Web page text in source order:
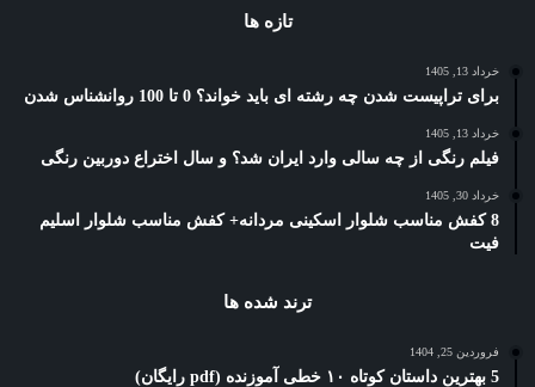
تازه ها
خرداد 13, 1405
برای تراپیست شدن چه رشته ای باید خواند؟ 0 تا 100 روانشناس شدن
خرداد 13, 1405
فیلم رنگی از چه سالی وارد ایران شد؟ و سال اختراع دوربین رنگی
خرداد 30, 1405
8 کفش مناسب شلوار اسکینی مردانه+ کفش مناسب شلوار اسلیم
فیت
ترند شده ها
فروردین 25, 1404
5 بهترین داستان کوتاه ۱۰ خطی آموزنده (pdf رایگان)